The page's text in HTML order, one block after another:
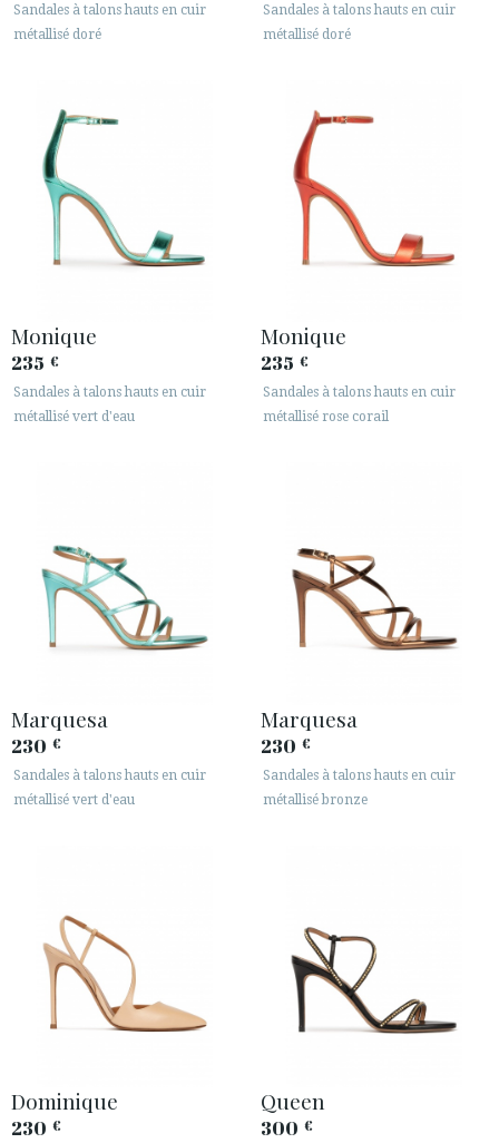
Sandales à talons hauts en cuir
métallisé doré
Sandales à talons hauts en cuir
métallisé doré
Monique
235 €
Sandales à talons hauts en cuir
métallisé vert d'eau
Monique
235 €
Sandales à talons hauts en cuir
métallisé rose corail
Marquesa
230 €
Sandales à talons hauts en cuir
métallisé vert d'eau
Marquesa
230 €
Sandales à talons hauts en cuir
métallisé bronze
Dominique
230 €
Queen
300 €